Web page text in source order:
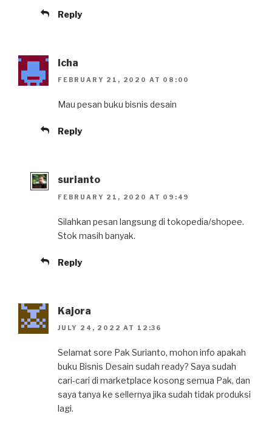
Reply
Icha
FEBRUARY 21, 2020 AT 08:00
Mau pesan buku bisnis desain
Reply
surianto
FEBRUARY 21, 2020 AT 09:49
Silahkan pesan langsung di tokopedia/shopee.
Stok masih banyak.
Reply
Kajora
JULY 24, 2022 AT 12:36
Selamat sore Pak Surianto, mohon info apakah
buku Bisnis Desain sudah ready? Saya sudah
cari-cari di marketplace kosong semua Pak, dan
saya tanya ke sellernya jika sudah tidak produksi
lagi.